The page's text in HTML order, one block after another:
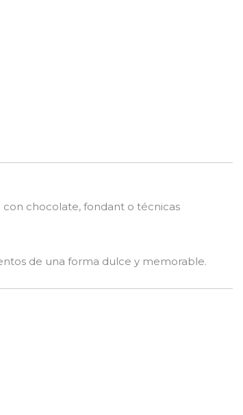
con chocolate, fondant o técnicas
de una forma dulce y memorable.